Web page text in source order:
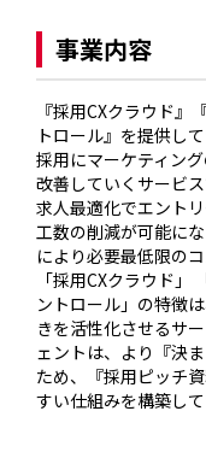
事業内容
『採用CXクラウド
トロール』を提供し
採用にマーケティン
改善していくサービ
求人最適化でエント
工数の削減が可能に
により必要最低限の
「採用CXクラウド
ントロール」の特徴
きを活性化させるサ
ェントは、より『決
ため、『採用ピッチ
すい仕組みを構築して